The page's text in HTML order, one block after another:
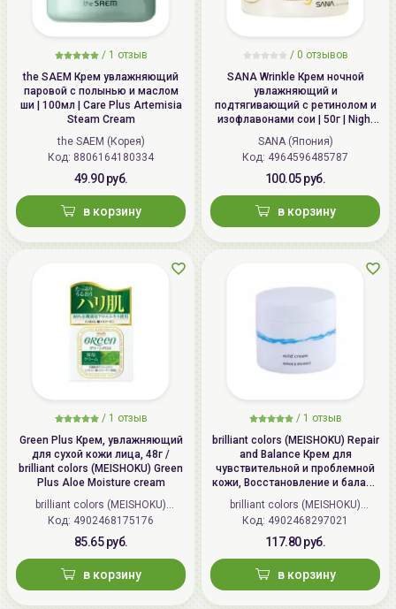
/ 1 отзыв
the SAEM Крем увлажняющий
паровой с полынью и маслом
ши | 100мл | Care Plus Artemisia
Steam Cream
the SAEM (Корея)
Код: 8806164180334
49.90 руб.
в корзину
/ 0 отзывов
SANA Wrinkle Крем ночной
увлажняющий и
подтягивающий с ретинолом и
изофлавонами сои | 50г | Night
Wrinkle Cream
SANA (Япония)
Код: 4964596485787
100.05 руб.
в корзину
/ 1 отзыв
Green Plus Крем, увлажняющий
для сухой кожи лица, 48г /
brilliant colors (MEISHOKU) Green
Plus Aloe Moisture cream
brilliant colors (MEISHOKU)
(Япония)
Код: 4902468175176
85.65 руб.
в корзину
/ 1 отзыв
brilliant colors (MEISHOKU) Repair
and Balance Крем для
чувствительной и проблемной
кожи, Восстановление и баланс
| 45г | Repair and Balance Mild
Cream
brilliant colors (MEISHOKU)
(Япония)
Код: 4902468297021
117.80 руб.
в корзину